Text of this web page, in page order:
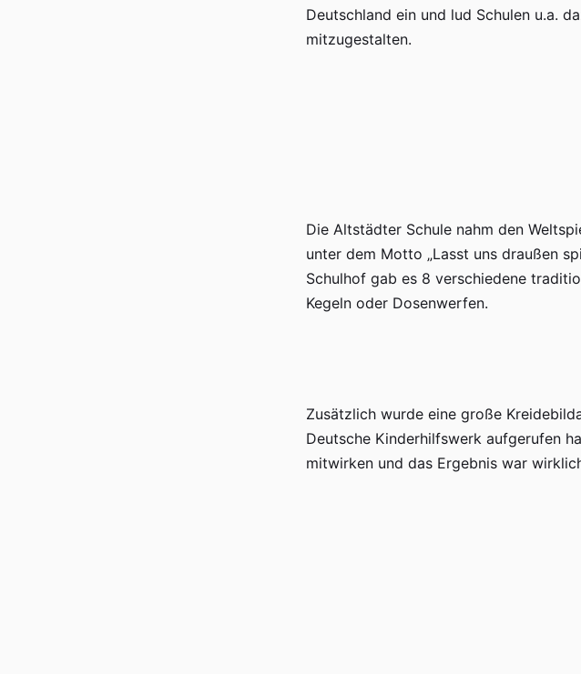
Deutschland ein und lud Schulen u.a.
mitzugestalten.
Die Altstädter Schule nahm den
unter dem Motto „Lasst uns draußen
Schulhof gab es 8 verschiedene
Kegeln oder Dosenwerfen.
Zusätzlich wurde eine große
Deutsche Kinderhilfswerk aufgerufen
mitwirken und das Ergebnis war